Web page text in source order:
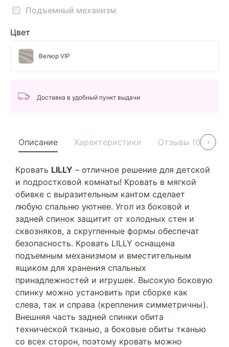
Подъемный механизм
Цвет
Велюр VIP
Доставка в удобный пункт выдачи
Описание Характеристики Отзывы (0)
Кровать LILLY – отличное решение для детской
и подростковой комнаты! Кровать в мягкой
обивке с выразительным кантом сделает
любую спальню уютнее. Угол из боковой и
задней спинок защитит от холодных стен и
сквозняков, а скругленные формы обеспечат
безопасность. Кровать LILLY оснащена
подъемным механизмом и вместительным
ящиком для хранения спальных
принадлежностей и игрушек. Высокую боковую
спинку можно установить при сборке как
слева, так и справа (крепления симметричны).
Внешняя часть задней спинки обита
технической тканью, а боковые обиты тканью
со всех сторон, поэтому кровать можно